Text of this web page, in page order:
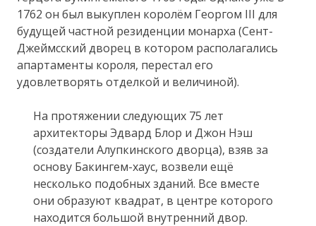
1762 он был выкуплен королём Георгом III для
будущей частной резиденции монарха (Сент-
Джеймсский дворец в котором располагались
апартаменты короля, перестал его
удовлетворять отделкой и величиной).
На протяжении следующих 75 лет
архитекторы Эдвард Блор и Джон Нэш
(создатели Алупкинского дворца), взяв за
основу Бакингем-хаус, возвели ещё
несколько подобных зданий. Все вместе
они образуют квадрат, в центре которого
находится большой внутренний двор.